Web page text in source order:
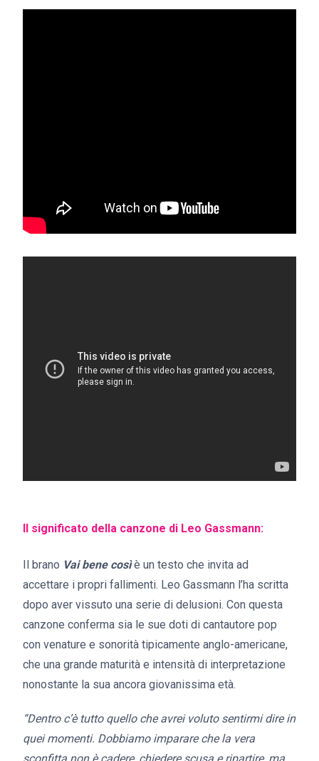
Il significato della canzone di Leo Gassmann:
Il brano Vai bene così è un testo che invita ad
accettare i propri fallimenti. Leo Gassmann l’ha scritta
dopo aver vissuto una serie di delusioni. Con questa
canzone conferma sia le sue doti di cantautore pop
con venature e sonorità tipicamente anglo-americane,
che una grande maturità e intensità di interpretazione
nonostante la sua ancora giovanissima età.
“Dentro c’è tutto quello che avrei voluto sentirmi dire in
quei momenti. Dobbiamo imparare che la vera